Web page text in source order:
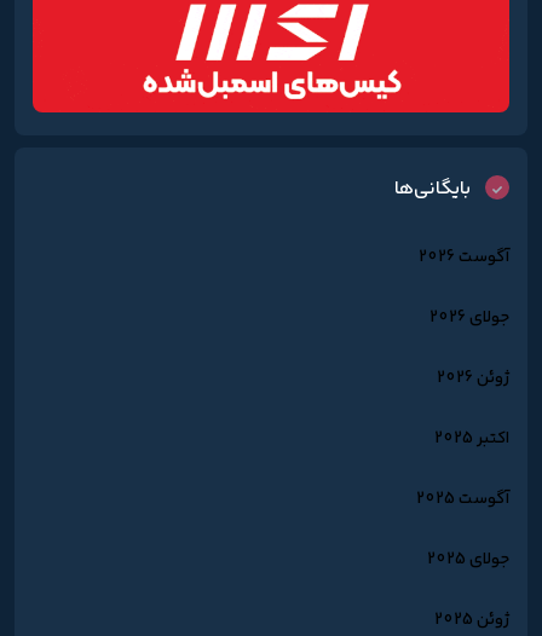
بایگانی‌ها
آگوست 2026
جولای 2026
ژوئن 2026
اکتبر 2025
آگوست 2025
جولای 2025
ژوئن 2025